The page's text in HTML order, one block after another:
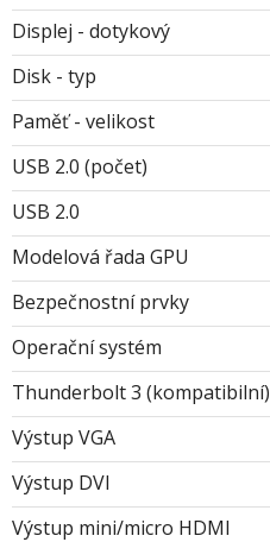
Displej - dotykový
Disk - typ
Paměť - velikost
USB 2.0 (počet)
USB 2.0
Modelová řada GPU
Bezpečnostní prvky
Operační systém
Thunderbolt 3 (kompatibilní)
Výstup VGA
Výstup DVI
Výstup mini/micro HDMI